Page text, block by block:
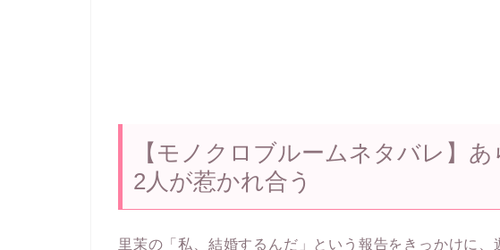
【モノクロブルームネタバレ】
2人が惹かれ合う
里茉の「私、結婚するんだ」という報告をきっかけに